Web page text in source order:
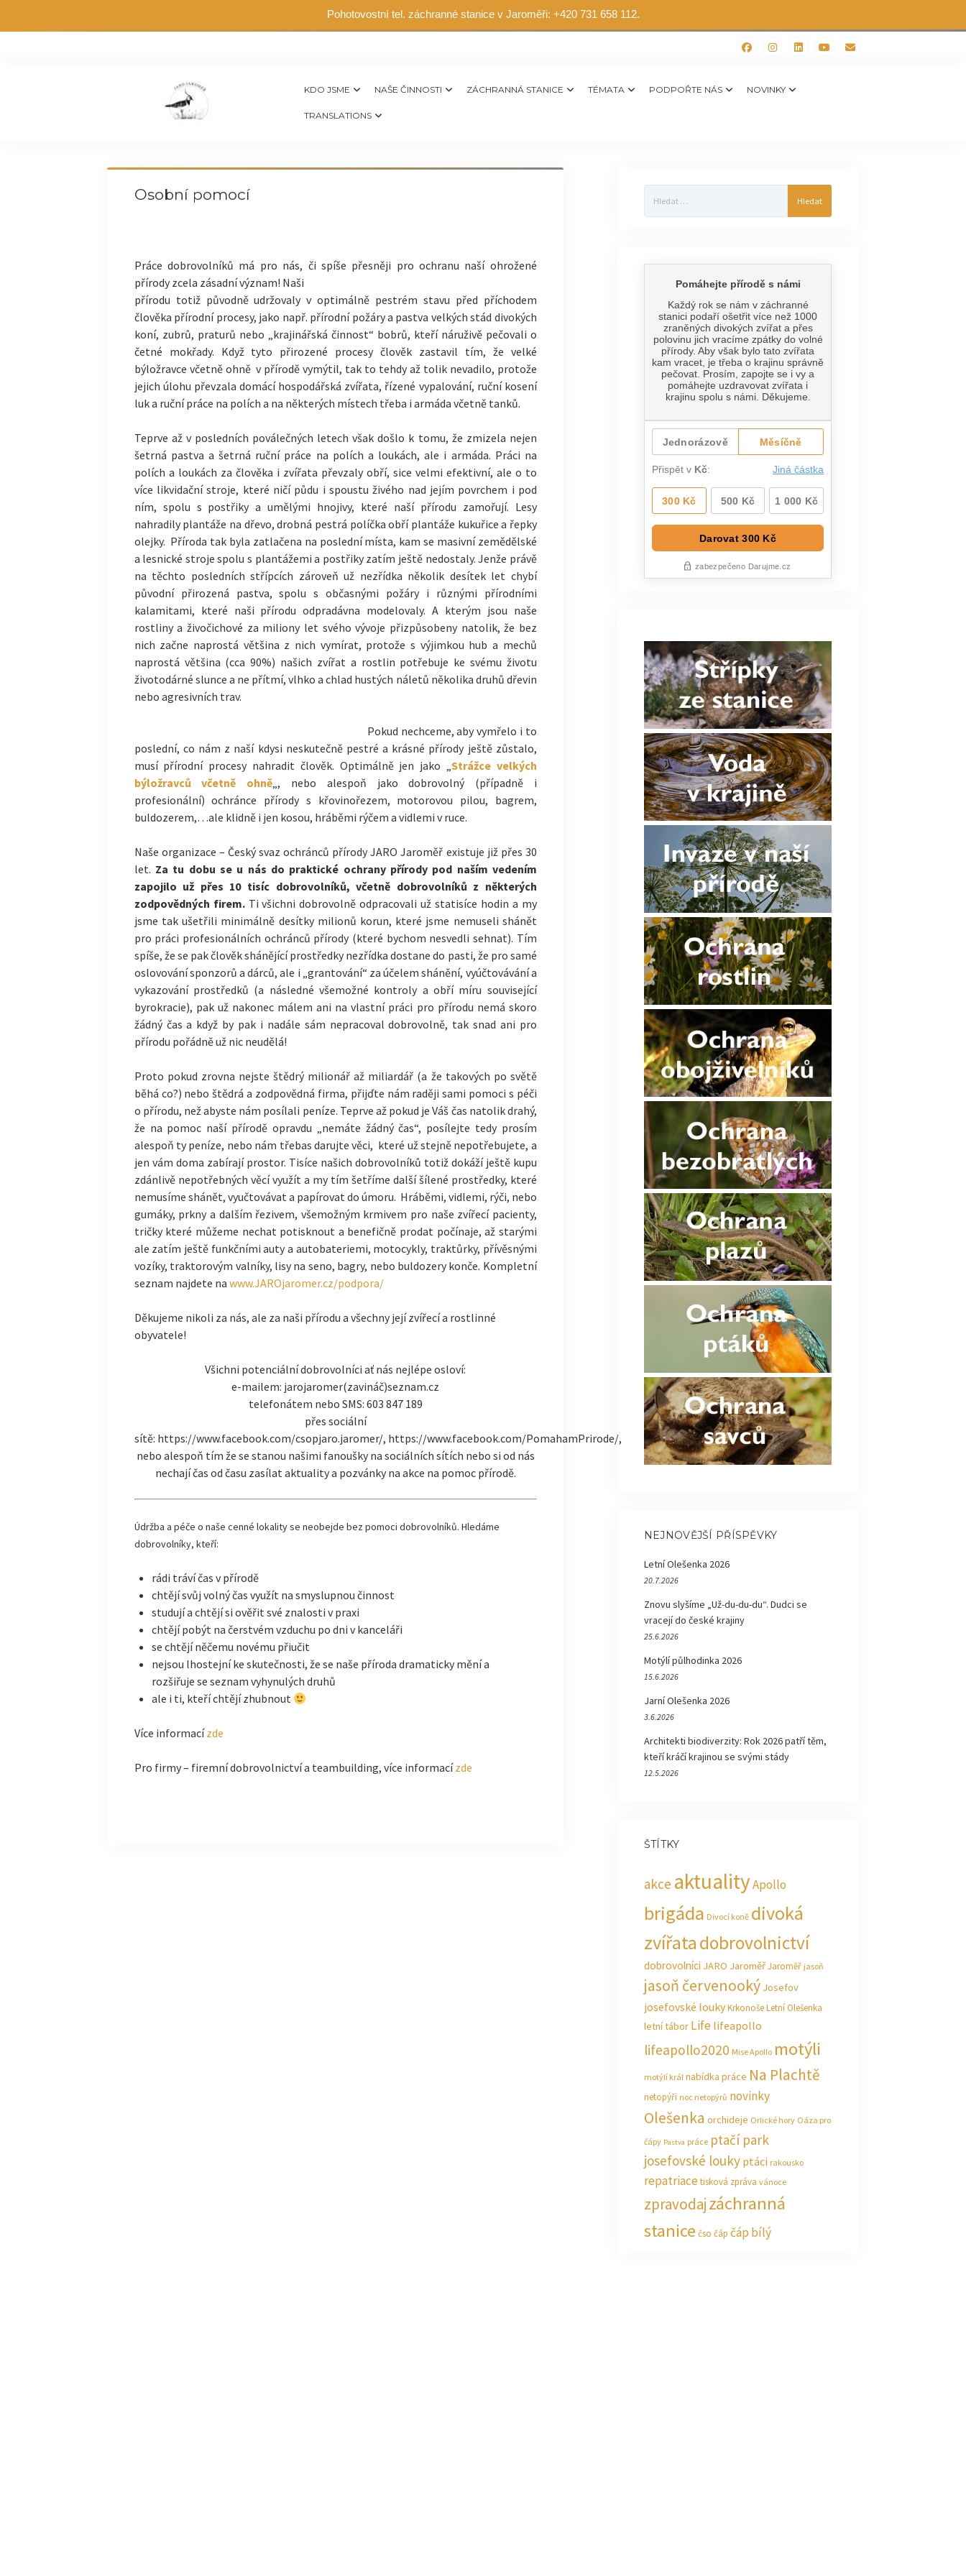
Pohotovostní tel. záchranné stanice v Jaroměři: +420 731 658 112.
KDO JSME NAŠE ČINNOSTI ZÁCHRANNÁ STANICE TÉMATA PODPOŘTE NÁS NOVINKY
TRANSLATIONS
Osobní pomocí
Práce dobrovolníků má pro nás, či spíše přesněji pro ochranu naší ohrožené
přírody zcela zásadní význam! Naši
přírodu totiž původně udržovaly v optimálně pestrém stavu před příchodem
člověka přírodní procesy, jako např. přírodní požáry a pastva velkých stád divokých
koní, zubrů, praturů nebo „krajinářská činnost“ bobrů, kteří náruživě pečovali o
četné mokřady. Když tyto přirozené procesy člověk zastavil tím, že velké
býložravce včetně ohně v přírodě vymýtil, tak to tehdy až tolik nevadilo, protože
jejich úlohu převzala domácí hospodářská zvířata, řízené vypalování, ruční kosení
luk a ruční práce na polích a na některých místech třeba i armáda včetně tanků.
Teprve až v posledních poválečných letech však došlo k tomu, že zmizela nejen
šetrná pastva a šetrná ruční práce na polích a loukách, ale i armáda. Práci na
polích a loukách za člověka i zvířata převzaly obří, sice velmi efektivní, ale o to
více likvidační stroje, které ničí půdu i spoustu živého nad jejím povrchem i pod
ním, spolu s postřiky a umělými hnojivy, které naší přírodu zamořují. Lesy
nahradily plantáže na dřevo, drobná pestrá políčka obří plantáže kukuřice a řepky
olejky. Příroda tak byla zatlačena na poslední místa, kam se masivní zemědělské
a lesnické stroje spolu s plantážemi a postřiky zatím ještě nedostaly. Jenže právě
na těchto posledních střípcích zároveň už nezřídka několik desítek let chybí
původní přirozená pastva, spolu s občasnými požáry i různými přírodními
kalamitami, které naši přírodu odpradávna modelovaly. A kterým jsou naše
rostliny a živočichové za miliony let svého vývoje přizpůsobeny natolik, že bez
nich začne naprostá většina z nich vymírat, protože s výjimkou hub a mechů
naprostá většina (cca 90%) našich zvířat a rostlin potřebuje ke svému životu
životodárné slunce a ne přítmí, vlhko a chlad hustých náletů několika druhů dřevin
nebo agresivních trav.
Pokud nechceme, aby vymřelo i to
poslední, co nám z naší kdysi neskutečně pestré a krásné přírody ještě zůstalo,
musí přírodní procesy nahradit člověk. Optimálně jen jako „Strážce velkých
býložravců včetně ohně„, nebo alespoň jako dobrovolný (případně i
profesionální) ochránce přírody s křovinořezem, motorovou pilou, bagrem,
buldozerem,…ale klidně i jen kosou, hráběmi rýčem a vidlemi v ruce.
Naše organizace – Český svaz ochránců přírody JARO Jaroměř existuje již přes 30
let. Za tu dobu se u nás do praktické ochrany přírody pod naším vedením
zapojilo už přes 10 tisíc dobrovolníků, včetně dobrovolníků z některých
zodpovědných firem. Ti všichni dobrovolně odpracovali už statisíce hodin a my
jsme tak ušetřili minimálně desítky milionů korun, které jsme nemuseli shánět
pro práci profesionálních ochránců přírody (které bychom nesvedli sehnat). Tím
spíše, že se pak člověk shánějící prostředky nezřídka dostane do pasti, že pro samé
oslovování sponzorů a dárců, ale i „grantování“ za účelem shánění, vyúčtovávání a
vykazování prostředků (a následné všemožné kontroly a obří míru související
byrokracie), pak už nakonec málem ani na vlastní práci pro přírodu nemá skoro
žádný čas a když by pak i nadále sám nepracoval dobrovolně, tak snad ani pro
přírodu pořádně už nic neudělá!
Proto pokud zrovna nejste štědrý milionář až miliardář (a že takových po světě
běhá co?) nebo štědrá a zodpovědná firma, přijďte nám raději sami pomoci s péči
o přírodu, než abyste nám posílali peníze. Teprve až pokud je Váš čas natolik drahý,
že na pomoc naší přírodě opravdu „nemáte žádný čas“, posílejte tedy prosím
alespoň ty peníze, nebo nám třebas darujte věci, které už stejně nepotřebujete, a
jen vám doma zabírají prostor. Tisíce našich dobrovolníků totiž dokáží ještě kupu
zdánlivě nepotřebných věcí využít a my tím šetříme další šílené prostředky, které
nemusíme shánět, vyučtovávat a papírovat do úmoru. Hráběmi, vidlemi, rýči, nebo
gumáky, prkny a dalším řezivem, všemožným krmivem pro naše zvířecí pacienty,
tričky které můžeme nechat potisknout a benefičně prodat počínaje, až starými
ale zatím ještě funkčními auty a autobateriemi, motocykly, traktůrky, přívěsnými
vozíky, traktorovým valníky, lisy na seno, bagry, nebo buldozery konče. Kompletní
seznam najdete na www.JAROjaromer.cz/podpora/
Děkujeme nikoli za nás, ale za naši přírodu a všechny její zvířecí a rostlinné
obyvatele!
Všichni potenciální dobrovolníci ať nás nejlépe osloví:
e-mailem: jarojaromer(zavináč)seznam.cz
telefonátem nebo SMS: 603 847 189
přes sociální
sítě: https://www.facebook.com/csopjaro.jaromer/, https://www.facebook.com/PomahamPrirode/,
nebo alespoň tím že se stanou našimi fanoušky na sociálních sítích nebo si od nás
nechají čas od času zasílat aktuality a pozvánky na akce na pomoc přírodě.
Údržba a péče o naše cenné lokality se neobejde bez pomoci dobrovolníků. Hledáme
dobrovolníky, kteří:
rádi tráví čas v přírodě
chtějí svůj volný čas využít na smyslupnou činnost
studují a chtějí si ověřit své znalosti v praxi
chtějí pobýt na čerstvém vzduchu po dni v kanceláři
se chtějí něčemu novému přiučit
nejsou lhostejní ke skutečnosti, že se naše příroda dramaticky mění a
rozšiřuje se seznam vyhynulých druhů
ale i ti, kteří chtějí zhubnout
Více informacízde
Pro firmy – firemní dobrovolnictví a teambuilding, více informacízde
NEJNOVĚJŠÍ PŘÍSPĚVKY
Letní Olešenka 2026
20.7.2026
Znovu slyšíme „Už-du-du-du“. Dudci se
vracejí do české krajiny
25.6.2026
Motýlí půlhodinka 2026
15.6.2026
Jarní Olešenka 2026
3.6.2026
Architekti biodiverzity: Rok 2026 patří těm,
kteří kráčí krajinou se svými stády
12.5.2026
ŠTÍTKY
akce aktualityApollo
brigáda Divocí koně divoká
zvířatadobrovolnictví
dobrovolníci JARO JaroměřJaroměř jasoň
jasoň červenooký Josefov
josefovské loukyKrkonošeLetní Olešenka
letní tábor Life lifeapollo
lifeapollo2020 Mise Apollo motýli
motýlí král nabídka práce Na Plachtě
netopýři noc netopýrů novinky
Olešenka orchideje Orlické hory Oáza pro
čápy Pastva práce ptačí park
josefovské louky ptáci rakousko
repatriacetisková zpráva vánoce
zpravodajzáchranná
stanice čso čáp čáp bílý